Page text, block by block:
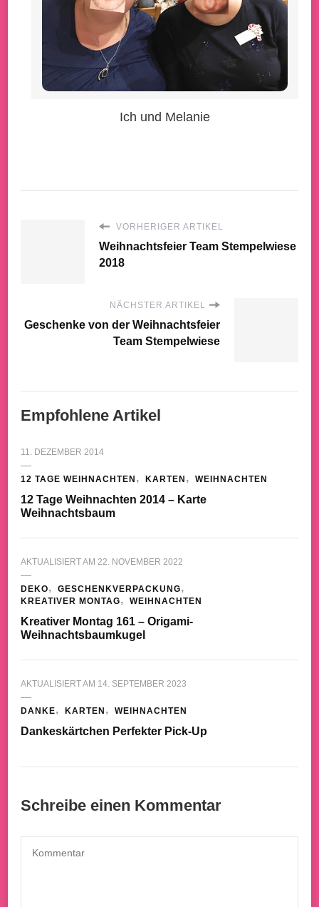
Ich und Melanie
VORHERIGER ARTIKEL
Weihnachtsfeier Team Stempelwiese
2018
NÄCHSTER ARTIKEL
Geschenke von der Weihnachtsfeier
Team Stempelwiese
Empfohlene Artikel
11. DEZEMBER 2014
12 TAGE WEIHNACHTEN KARTEN WEIHNACHTEN
12 Tage Weihnachten 2014 – Karte
Weihnachtsbaum
AKTUALISIERT AM 22. NOVEMBER 2022
DEKO
GESCHENKVERPACKUNG
KREATIVER MONTAG
WEIHNACHTEN
Kreativer Montag 161 – Origami-
Weihnachtsbaumkugel
AKTUALISIERT AM 14. SEPTEMBER 2023
DANKE KARTEN WEIHNACHTEN
Dankeskärtchen Perfekter Pick-Up
Schreibe einen Kommentar